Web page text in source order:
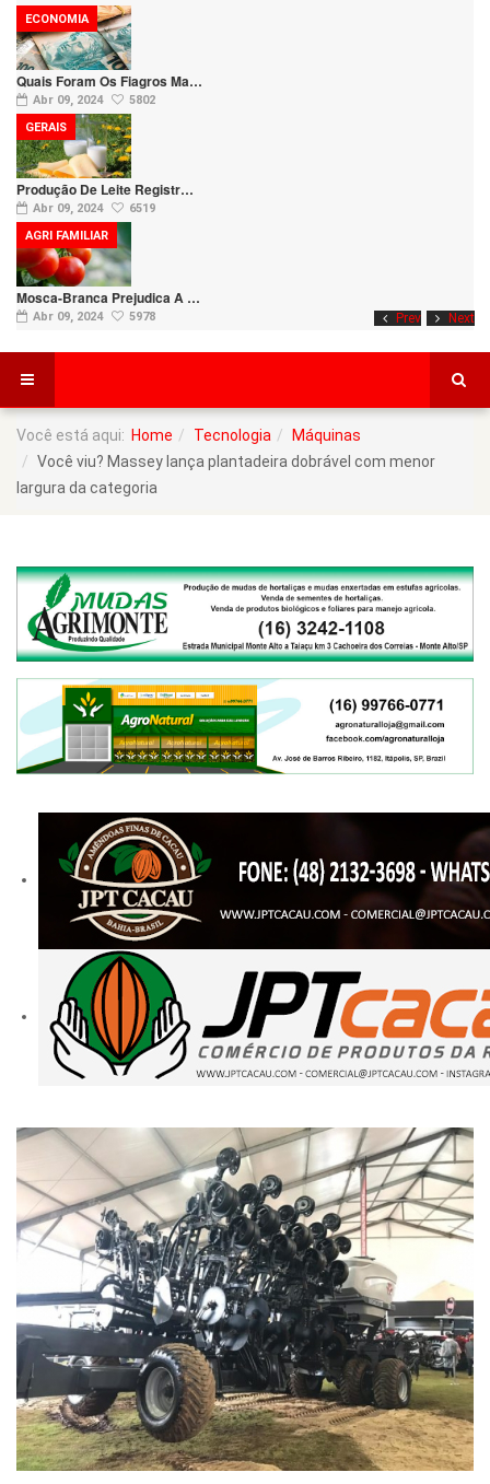
Prev Next
Quais Foram Os Fiagros Ma…
Abr 09, 2024 5802
ECONOMIA
Produção De Leite Registr…
Abr 09, 2024 6519
GERAIS
Mosca-Branca Prejudica A …
Abr 09, 2024 5978
AGRI FAMILIAR
Você está aqui: Home Tecnologia
Máquinas
Você viu? Massey lança plantadeira dobrável com menor
largura da categoria